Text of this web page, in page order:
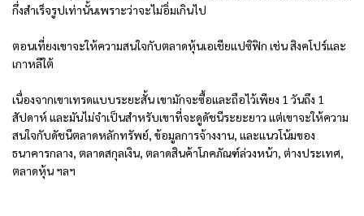
กึ่งสำเร็จรูปเท่านั้นเพราะว่าจะไม่อิ่มเกินไป
ตอนเที่ยงเขาจะให้ความสนใจกับตลาดหุ้นเอเชียแปซิฟิก เช่น สิงคโปร์และ
เกาหลีใต้
เนื่องจากเขาเทรดแบบระยะสั้น เขามักจะซื้อและถือไว้เพียง 1 วันถึง 1
สัปดาห์ และมันไม่จำเป็นสำหรับเขาที่จะดูดัชนีระยะยาว แต่เขาจะให้ความ
สนใจกับดัชนีตลาดหลักทรัพย์, ข้อมูลการจ้างงาน, และแนวโน้มของ
ธนาคารกลาง, ตลาดสกุลเงิน, ตลาดสินค้าโภคภัณฑ์ล่วงหน้า, ต่างประเทศ,
ตลาดหุ้น ฯลฯ